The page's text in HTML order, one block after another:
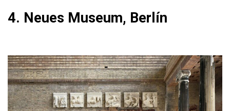
4. Neues Museum, Berlín